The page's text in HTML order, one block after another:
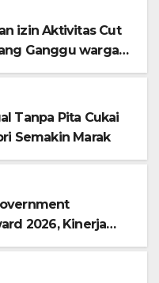
izin Aktivitas Cut
Ganggu warga
jalan
Tanpa Pita Cukai
Semakin Marak
2026, Kinerja
Kementerian
Diakui